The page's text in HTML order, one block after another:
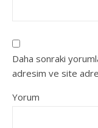
Daha sonraki
adresim ve site
Yorum